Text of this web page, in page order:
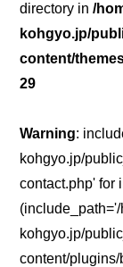
directory in/
kohgyo.jp/
content/
29
Warning:
kohgyo.jp/
contact.php' for
kohgyo.jp/
content/